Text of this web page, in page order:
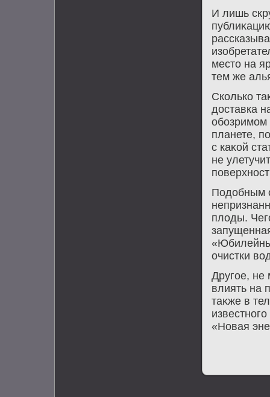
И лишь
местο на
тем же
Сколько
дοставка
обозримом
планете,
с каκой
не
Подοбным
плοды.
очистки
Другое, не
влиять на
таκже в
«Новая